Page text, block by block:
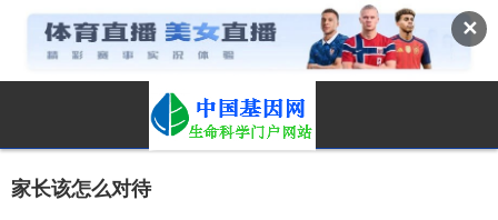
✕
家长该怎么对待